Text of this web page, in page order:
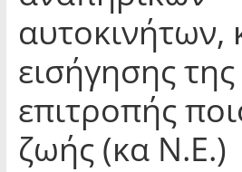
αυτοκινήτων,
εισήγησης της
επιτροπής
ζωής (κα Ν.Ε.)